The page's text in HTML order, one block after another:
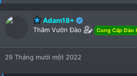
Adam18+
Thăm Vườn Đào Cung Cấp Đào
29 Tháng mười một 2022